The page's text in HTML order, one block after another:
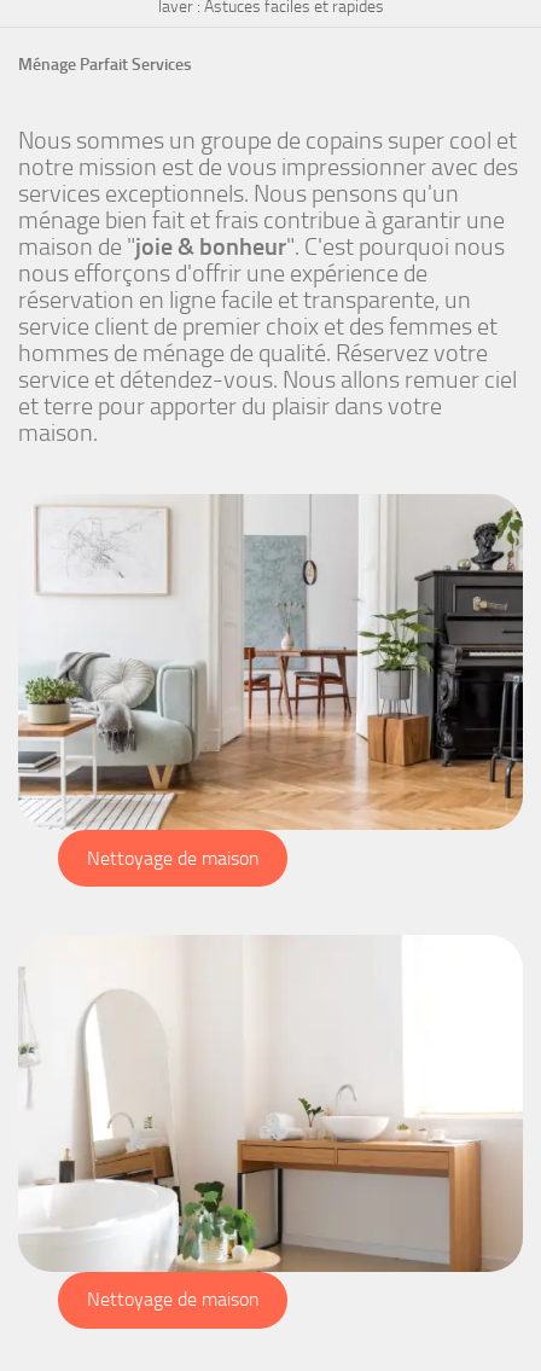
laver : Astuces faciles et rapides
Ménage Parfait Services
Nous sommes un groupe de copains super cool et
notre mission est de vous impressionner avec des
services exceptionnels. Nous pensons qu'un
ménage bien fait et frais contribue à garantir une
maison de "joie & bonheur". C'est pourquoi nous
nous efforçons d'offrir une expérience de
réservation en ligne facile et transparente, un
service client de premier choix et des femmes et
hommes de ménage de qualité. Réservez votre
service et détendez-vous. Nous allons remuer ciel
et terre pour apporter du plaisir dans votre
maison.
Nettoyage de maison
Nettoyage de maison